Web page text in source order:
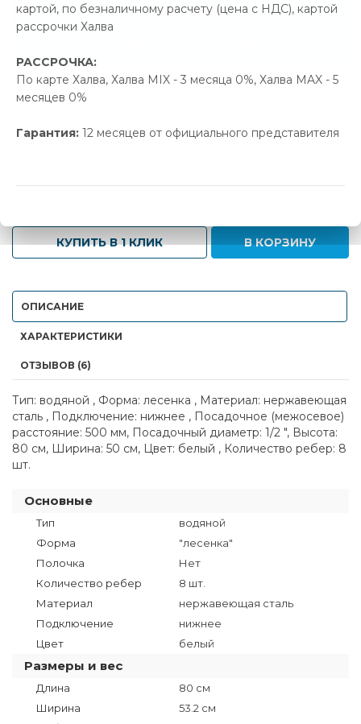
картой, по безналичному расчету (цена с НДС), картой
рассрочки Халва
РАССРОЧКА:
По карте Халва, Халва MIX - 3 месяца 0%, Халва MAX - 5
месяцев 0%
Гарантия: 12 месяцев от официального представителя
Экономия28.00 р.
В наличии
Новая цена Старая цена Экономия
КУПИТЬ В 1 КЛИК В КОРЗИНУ
ОПИСАНИЕ
ХАРАКТЕРИСТИКИ
ОТЗЫВОВ (6)
Тип: водяной , Форма: лесенка , Материал: нержавеющая
сталь , Подключение: нижнее , Посадочное (межосевое)
расстояние: 500 мм, Посадочный диаметр: 1/2 ", Высота:
80 см, Ширина: 50 см, Цвет: белый , Количество ребер: 8
шт.
Основные
Тип
водяной
Форма
"лесенка"
Полочка
Нет
Количество ребер
8 шт.
Материал
нержавеющая сталь
Подключение
нижнее
Цвет
белый
Размеры и вес
Длина
80 см
Ширина
53.2 см